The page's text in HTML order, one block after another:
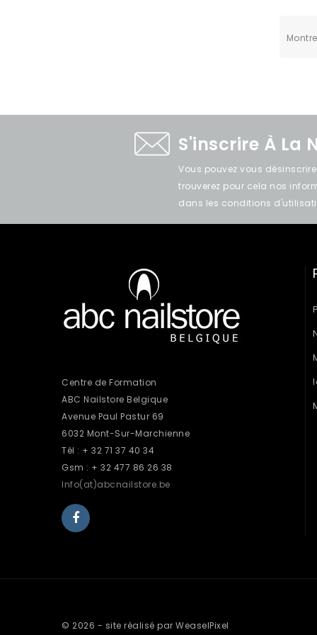
S'inscrire À La
Vous pouvez vous
trouverez pour cela nos
dans les conditions
Centre de Formation
ABC Nailstore Belgique
Avenue Paul Pastur 69
6032 Mont-Sur-Marchienne
Tél : + 32 71 37 40 34
Gsm : + 32 477 86 26 38
Info(at)abcnailstore.be
© 2026 - site réalisé par WeaselPixel